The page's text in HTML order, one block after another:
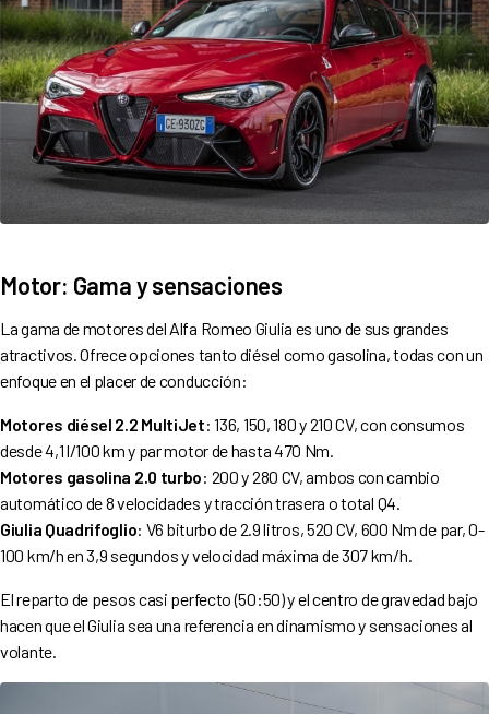
Motor: Gama y sensaciones
La gama de motores del Alfa Romeo Giulia es uno de sus grandes
atractivos. Ofrece opciones tanto diésel como gasolina, todas con un
enfoque en el placer de conducción:
Motores diésel 2.2 MultiJet: 136, 150, 180 y 210 CV, con consumos
desde 4,1 l/100 km y par motor de hasta 470 Nm.
Motores gasolina 2.0 turbo: 200 y 280 CV, ambos con cambio
automático de 8 velocidades y tracción trasera o total Q4.
Giulia Quadrifoglio: V6 biturbo de 2.9 litros, 520 CV, 600 Nm de par, 0-
100 km/h en 3,9 segundos y velocidad máxima de 307 km/h.
El reparto de pesos casi perfecto (50:50) y el centro de gravedad bajo
hacen que el Giulia sea una referencia en dinamismo y sensaciones al
volante.